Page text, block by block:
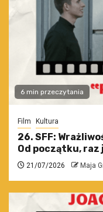
6 min przeczytania
Film Kultura
26. SFF:
Od początku,
21/07/2026 Maja